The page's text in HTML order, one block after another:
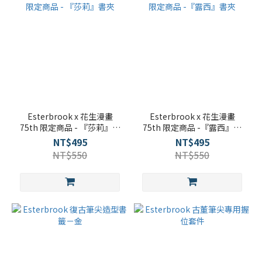
Esterbrook x 花生漫畫
75th 限定商品 - 『莎莉』書
夾
NT$495
NT$550
Esterbrook x 花生漫畫
75th 限定商品 -『露西』書
夾
NT$495
NT$550